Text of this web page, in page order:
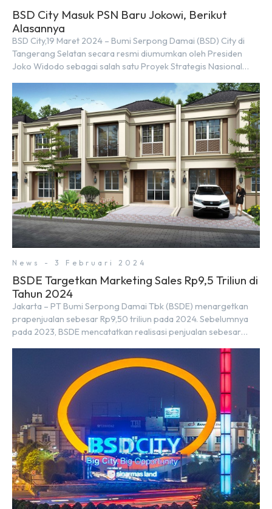
BSD City Masuk PSN Baru Jokowi, Berikut
Alasannya
BSD City,19 Maret 2024 – Bumi Serpong Damai (BSD) City di
Tangerang Selatan secara resmi diumumkan oleh Presiden
Joko Widodo sebagai salah satu Proyek Strategis Nasional
Koordinator Bidang Perekonomian, Airlangga Hartarto, setelah
Rapat Terbatas (ratas) bersama Jokowi di Istana Kepresidenan
pada hari Senin, 18 Maret 2024. Selain […]
News - 3 Februari 2024
BSDE Targetkan Marketing Sales Rp9,5 Triliun di
Tahun 2024
Jakarta – PT Bumi Serpong Damai Tbk (BSDE) menargetkan
prapenjualan sebesar Rp9,50 triliun pada 2024. Sebelumnya
pada 2023, BSDE mencatatkan realisasi penjualan sebesar
Rp8,80 triliun. Menurut Direktur BSDE Hermawan Wijaya
menghadapi 2024, kondisi ekonomi global maupun nasional
dapat memengaruhi pertimbangan masyarakat untuk
membeli rumah maupun investasi di sektor […]